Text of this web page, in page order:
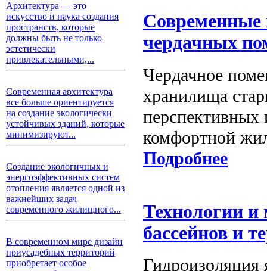
Архитектура — это
искусство и наука создания
пространств, которые
должны быть не только
эстетически
привлекательными,...
Современная архитектура
все больше ориентируется
на создание экологически
устойчивых зданий, которые
минимизируют...
Создание экологичных и
энергоэффективных систем
отопления является одной из
важнейших задач
современного жилищного...
В современном мире дизайн
приусадебных территорий
приобретает особое
Современные
чердачных
Чердачное
хранилища
перспективных
комфортной
Подробнее
Технологии и
бассейнов и